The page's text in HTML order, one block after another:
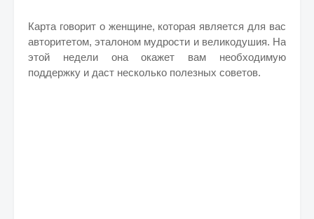
Карта говорит о женщине, которая является для вас
авторитетом, эталоном мудрости и великодушия. На
этой недели она окажет вам необходимую
поддержку и даст несколько полезных советов.